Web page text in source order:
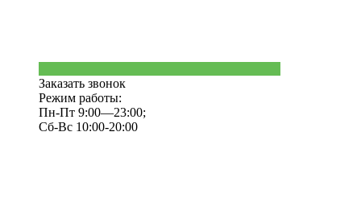
Заказать звонок
Режим работы:
Пн-Пт 9:00—23:00;
Сб-Вс 10:00-20:00